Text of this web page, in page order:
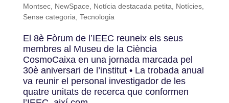
Montsec, NewSpace Notícia destacada petita Notícies,
Sense categoria Tecnologia
El 8è Fòrum de l’IEEC reuneix els seus
membres al Museu de la Ciència
CosmoCaixa en una jornada marcada pel
30è aniversari de l’institut • La trobada anual
va reunir el personal investigador de les
quatre unitats de recerca que conformen